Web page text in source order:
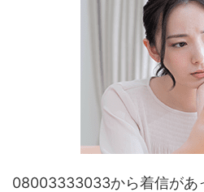
08003333033から着信があ